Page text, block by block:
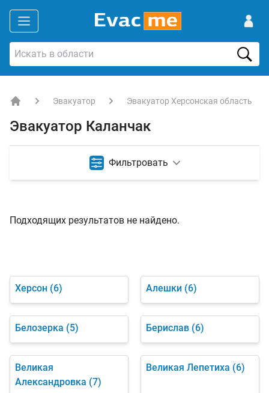
Эвакуатор Эвакуатор Херсонская область
Эвакуатор Каланчак
Фильтровать
Подходящих результатов не найдено.
Херсон (6) Алешки (6)
Белозерка (5) Берислав (6)
Великая
Александровка (7)
Великая Лепетиха (6)